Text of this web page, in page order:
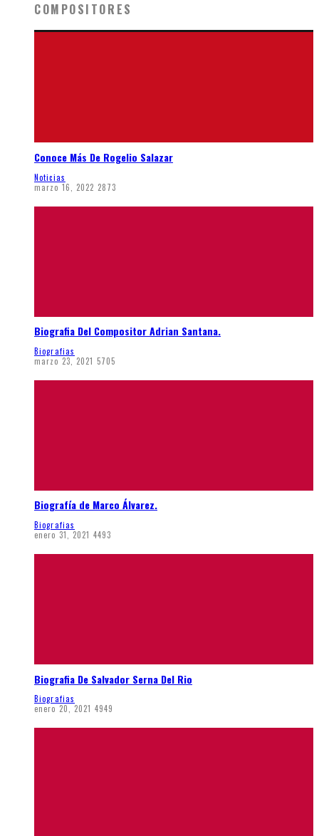
COMPOSITORES
Conoce Más De Rogelio Salazar
Noticias
marzo 16, 2022 2873
Biografia Del Compositor Adrian Santana.
Biografias
marzo 23, 2021 5705
Biografía de Marco Álvarez.
Biografias
enero 31, 2021 4493
Biografia De Salvador Serna Del Rio
Biografias
enero 20, 2021 4949